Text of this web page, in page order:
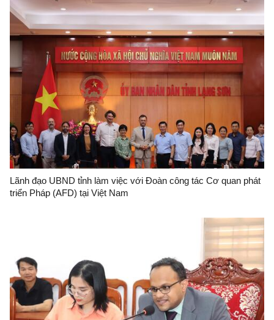
Lãnh đạo UBND tỉnh làm việc với Đoàn công tác Cơ quan phát
triển Pháp (AFD) tại Việt Nam